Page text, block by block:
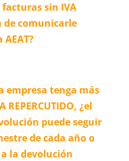
sin IVA
comunicarle
empresa tenga más
REPERCUTIDO, ¿el
puede seguir
de cada año o
la devolución